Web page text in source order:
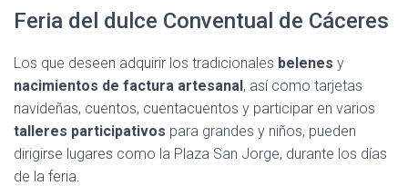
Feria del dulce Conventual de Cáceres
Los que deseen adquirir los tradicionales belenes y
nacimientos de factura artesanal, así como tarjetas
navideñas, cuentos, cuentacuentos y participar en varios
talleres participativos para grandes y niños, pueden
dirigirse lugares como la Plaza San Jorge, durante los días
de la feria.